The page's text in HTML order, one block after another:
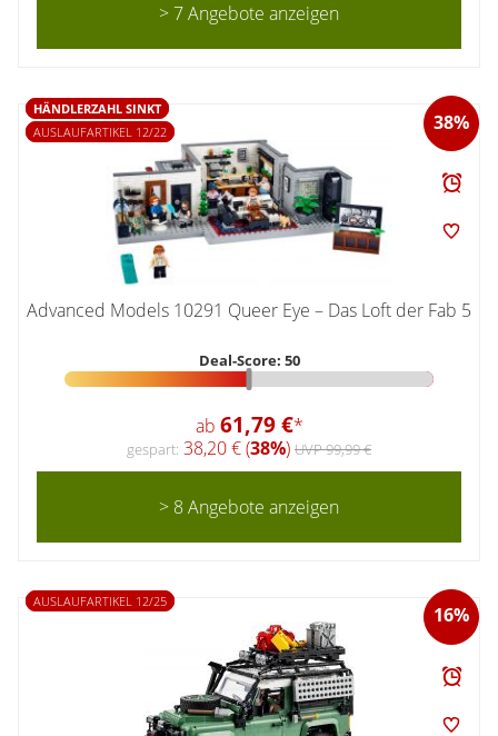
> 7 Angebote anzeigen
38%
HÄNDLERZAHL SINKT
AUSLAUFARTIKEL 12/22
Advanced Models 10291 Queer Eye – Das Loft der Fab 5
Deal-Score: 50
ab 61,79 €*
gespart: 38,20 € (38%) UVP 99,99 €
> 8 Angebote anzeigen
16%
AUSLAUFARTIKEL 12/25